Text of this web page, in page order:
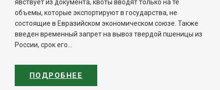
явствует из документа, квоты вводят только на те
объемы, которые экспортируют в государства, не
состоящие в Евразийском экономическом союзе. Также
введен временный запрет на вывоз твердой пшеницы из
России, срок его...
ПОДРОБНЕЕ